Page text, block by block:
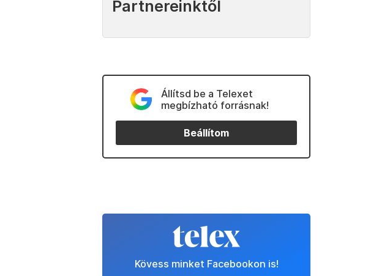
Partnereinktől
Állítsd be a Telexet
megbízható forrásnak!
Beállítom
Kövess minket Facebookon is!